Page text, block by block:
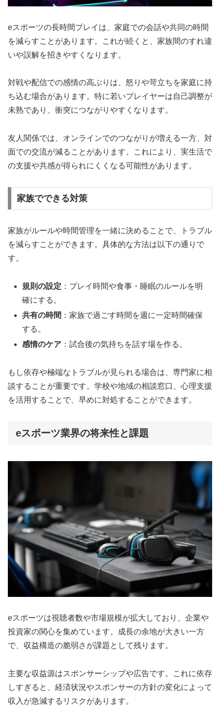
eスポーツの長時間プレイは、家庭での会話や共同の時間
を減らすことがあります。これが続くと、家族間のすれ違
いや誤解を招きやすくなります。
対戦や配信での感情の高ぶりは、怒りや苛立ちを家庭に持
ち込む場合があります。特に若いプレイヤーは自己調整が
未熟であり、衝突につながりやすくなります。
友人関係では、オンラインでのつながりが増える一方、対
面での交流が減ることがあります。これにより、実生活で
の支援や共感が得られにくくなる可能性があります。
家族でできる対策
家族がルールや時間管理を一緒に決めることで、トラブル
を減らすことができます。具体的な方法は以下の通りで
す。
規則の設定 ：プレイ時間や食事・睡眠のルールを明
確にする。
共有の時間 ：家族で過ごす時間を週に一定時間確保
する。
感情のケア ：試合後の気持ちを話す場を作る。
もし依存や極端なトラブルが見られる場合は、専門家に相
談することが重要です。学校や地域の相談窓口、心理支援
を活用することで、早めに対処することができます。
eスポーツ業界の将来性と課題
eスポーツは視聴者数や市場規模が拡大しており、企業や
投資家の関心を集めています。成長の余地が大きい一方
で、収益構造の脆弱さが課題として残ります。
主要な収益源はスポンサーシップや広告です。これに依存
しすぎると、経済状況やスポンサーの方針の変化によって
収入が急減するリスクがあります。